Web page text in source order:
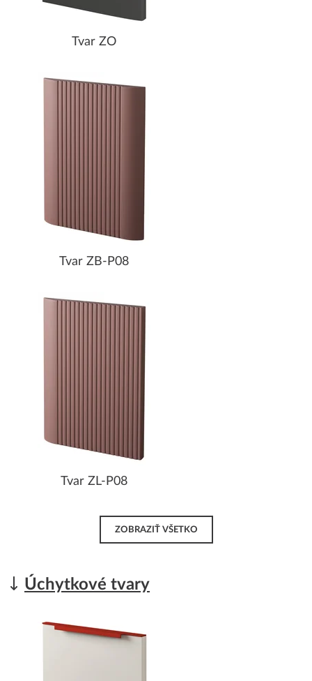
Tvar ZO
Tvar ZB-P08
Tvar ZL-P08
ZOBRAZIŤ VŠETKO
Úchytkové tvary